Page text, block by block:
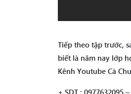
Tiếp theo tập trước,
biết là năm nay lớp
Kênh Youtube Cà
+ SDT : 0977632095